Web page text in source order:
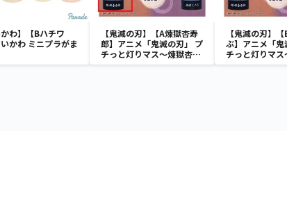
かわ】【Bハチワ
かわ ミニプラがま
【鬼滅の刃】【A煉獄杏寿
郎】アニメ「鬼滅の刃」 プ
チっと灯りマス～煉獄杏寿
郎・胡蝶しのぶ～
【鬼滅の刃】
ぶ】アニメ「鬼
チっと灯りマ
郎・胡蝶しのぶ